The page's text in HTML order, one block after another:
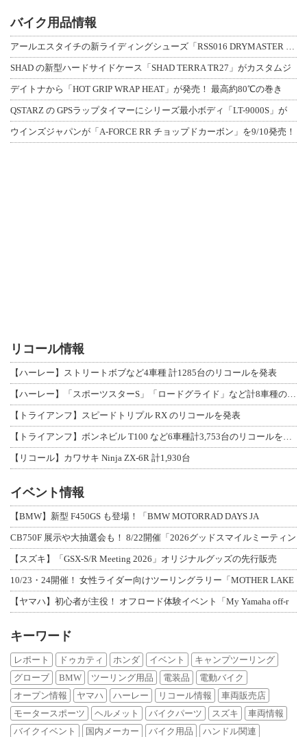
バイク用品情報
アールエスタイチの新ライディングシューズ「RSS016 DRYMASTER スト
SHAD の新型ハードサイドケース「SHAD TERRA TR27」がカスタムジ
デイトナから「HOT GRIP WRAP HEAT」が発売！ 最高約80℃の巻き
QSTARZ の GPSラップタイマーにシリーズ最小ボディ「LT-9000S」が
ウインズジャパンが「A-FORCE RR チョップドカーボン」を9/10発売！
リコール情報
【ハーレー】ストリートボブなど4車種 計1285台のリコールを発表
【ハーレー】「スポーツスターS」「ロードグライド」など計8車種のリコールを発表
【トライアンフ】スピードトリプル RX のリコールを発表
【トライアンフ】ボンネビル T100 など6車種計3,753台のリコールを発表
【リコール】カワサキ Ninja ZX-6R 計1,930台
イベント情報
【BMW】新型 F450GS も登場！「BMW MOTORRAD DAYS JA
CB750F 展示や大抽選会も！ 8/22開催「2026グッドスマイルミーティン
【スズキ】「GSX-S/R Meeting 2026」オリジナルグッズの先行販売
10/23・24開催！ 女性ライダー向けツーリングラリー「MOTHER LAKE
【ヤマハ】初心者が主役！ オフロード体験イベント「My Yamaha off-r
キーワード
レポート ドゥカティ ホンダ イベント
キャンプツーリング
グローブ
BMW ツーリング用品 電装品
電動バイク
オープン情報
ヤマハ ハーレー リコール情報
車両販売店
モータースポーツ
ヘルメット バイクパーツ スズキ
車両情報
バイクイベント
国内メーカー バイク用品 ハンドル関連